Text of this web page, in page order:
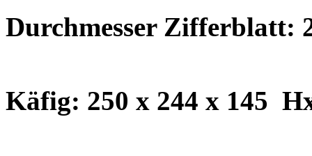
Durchmesser Zifferblatt:
Käfig: 250 x 244 x 145